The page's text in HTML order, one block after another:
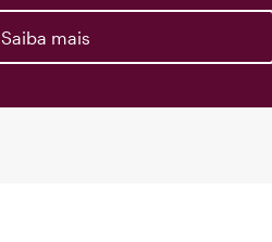
Saiba mais